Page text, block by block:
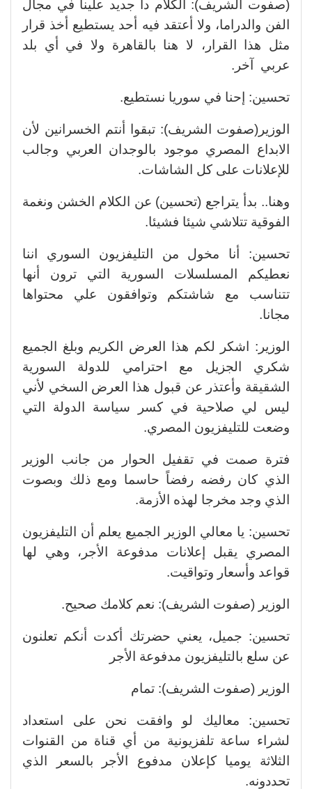
(صفوت الشريف): الكلام دا جديد علينا في مجال
الفن والدراما، ولا أعتقد فيه أحد يستطيع أخذ قرار
مثل هذا القرار، لا هنا بالقاهرة ولا في أي بلد
عربي آخر.
تحسين: إحنا في سوريا نستطيع.
الوزير(صفوت الشريف): تبقوا أنتم الخسرانين لأن
الابداع المصري موجود بالوجدان العربي وجالب
للإعلانات على كل الشاشات.
وهنا.. بدأ يتراجع (تحسين) عن الكلام الخشن ونغمة
الفوقية تتلاشي شيئا فشيئا.
تحسين: أنا مخول من التليفزيون السوري اننا
نعطيكم المسلسلات السورية التي ترون أنها
تتناسب مع شاشتكم وتوافقون علي محتواها
مجانا.
الوزير: اشكر لكم هذا العرض الكريم وبلغ الجميع
شكري الجزيل مع احترامي للدولة السورية
الشقيقة وأعتذر عن قبول هذا العرض السخي لأني
ليس لي صلاحية في كسر سياسة الدولة التي
وضعت للتليفزيون المصري.
فترة صمت في تقفيل الحوار من جانب الوزير
الذي كان رفضه رفضاً حاسما ومع ذلك وبصوت
الذي وجد مخرجا لهذه الأزمة.
تحسين: يا معالي الوزير الجميع يعلم أن التليفزيون
المصري يقبل إعلانات مدفوعة الأجر، وهي لها
قواعد وأسعار وتواقيت.
الوزير (صفوت الشريف): نعم كلامك صحيح.
تحسين: جميل، يعني حضرتك أكدت أنكم تعلنون
عن سلع بالتليفزيون مدفوعة الأجر
الوزير (صفوت الشريف): تمام
تحسين: معاليك لو وافقت نحن على استعداد
لشراء ساعة تلفزيونية من أي قناة من القنوات
الثلاثة يوميا كإعلان مدفوع الأجر بالسعر الذي
تحددونه.